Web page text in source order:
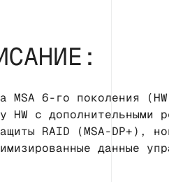
MSA 6-го поколения
HW с
RAID (MSA-DP+),
данные